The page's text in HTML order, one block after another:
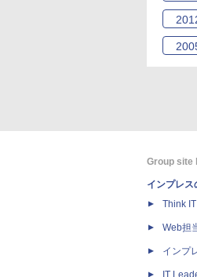
Group site
インプレ
Think IT
Web担
インプ
IT